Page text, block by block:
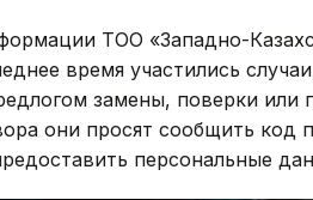
ТОО «Западно-
время участились
замены, поверки или
они просят сообщить
персональные